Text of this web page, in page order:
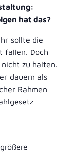
hat das?
sollte die
fallen. Doch
zu halten.
dauern als
Rahmen